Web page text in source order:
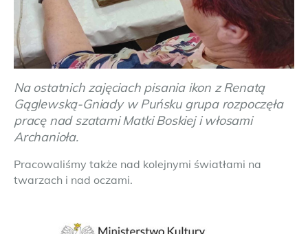
Na ostatnich zajęciach pisania ikon z Renatą
Gąglewską-Gniady w Puńsku grupa rozpoczęła
pracę nad szatami Matki Boskiej i włosami
Archanioła.
Pracowaliśmy także nad kolejnymi światłami na
twarzach i nad oczami.